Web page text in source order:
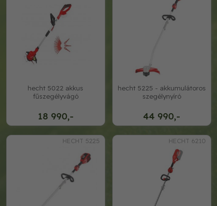
18 990,-
hecht 5022 akkus
fűszegélyvágó
44 990,-
hecht 5225 - akkumulátoros
szegélynyíró
HECHT 5225 HECHT 6210